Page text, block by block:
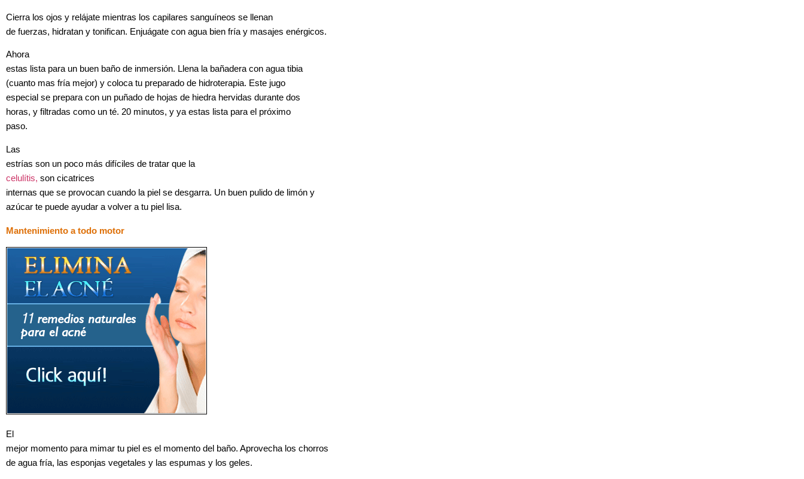
Cierra los ojos y relájate mientras los capilares sanguíneos se llenan
de fuerzas, hidratan y tonifican. Enjuágate con agua bien fría y masajes enérgicos.
Ahora
estas lista para un buen baño de inmersión. Llena la bañadera con agua tibia
(cuanto mas fría mejor) y coloca tu preparado de hidroterapia. Este jugo
especial se prepara con un puñado de hojas de hiedra hervidas durante dos
horas, y filtradas como un té. 20 minutos, y ya estas lista para el próximo
paso.
Las
estrías son un poco más difíciles de tratar que la
celulítis, son cicatrices
internas que se provocan cuando la piel se desgarra. Un buen pulido de limón y
azúcar te puede ayudar a volver a tu piel lisa.
Mantenimiento a todo motor
El
mejor momento para mimar tu piel es el momento del baño. Aprovecha los chorros
de agua fría, las esponjas vegetales y las espumas y los geles.